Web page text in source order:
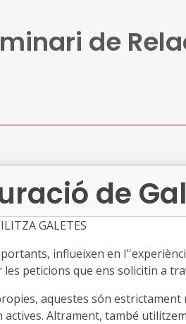
de
de 2020
de 2020
de 2020
de
GALETES
influeixen en
peticions que ens solicitin a
aquestes són
Altrament, també